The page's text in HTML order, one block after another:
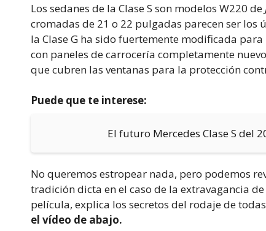
Los sedanes de la Clase S son modelos W220 de
cromadas de 21 o 22 pulgadas parecen ser los
la Clase G ha sido fuertemente modificada
con paneles de carrocería completamente
que cubren las ventanas para la protección
Puede que te interese:
El futuro Mercedes Clase S del
No queremos estropear nada, pero podemos
tradición dicta en el caso de la extravagancia
película, explica los secretos del rodaje de
el vídeo de abajo.